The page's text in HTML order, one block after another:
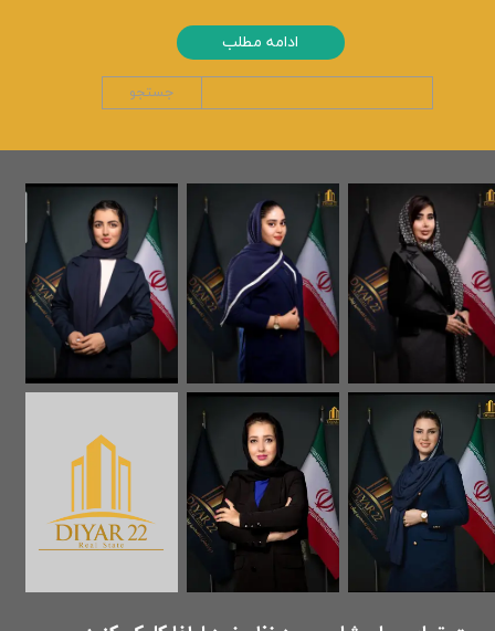
ادامه مطلب
جستجو